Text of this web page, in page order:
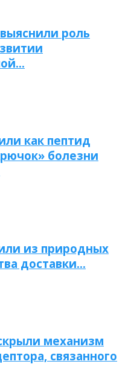
роль
как пептид
болезни
из природных
доставки…
механизм
связанного